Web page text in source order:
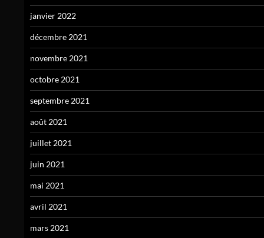
janvier 2022
décembre 2021
novembre 2021
octobre 2021
septembre 2021
août 2021
juillet 2021
juin 2021
mai 2021
avril 2021
mars 2021